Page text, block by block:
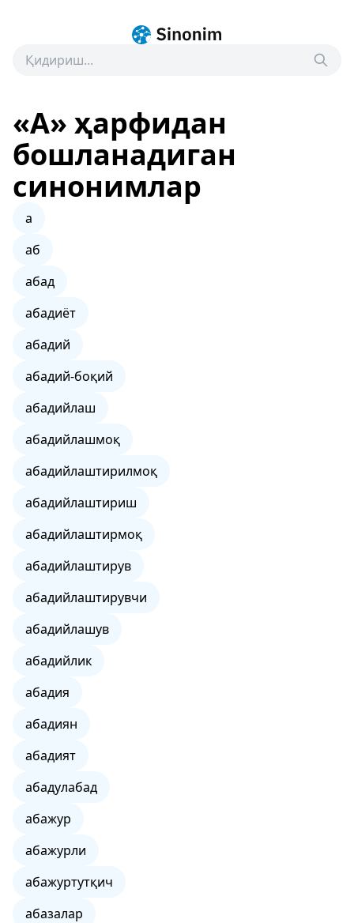
«А» ҳарфидан
бошланадиган
синонимлар
а
аб
абад
абадиёт
абадий
абадий-боқий
абадийлаш
абадийлашмоқ
абадийлаштирилмоқ
абадийлаштириш
абадийлаштирмоқ
абадийлаштирув
абадийлаштирувчи
абадийлашув
абадийлик
абадия
абадиян
абадият
абадулабад
абажур
абажурли
абажуртутқич
абазалар